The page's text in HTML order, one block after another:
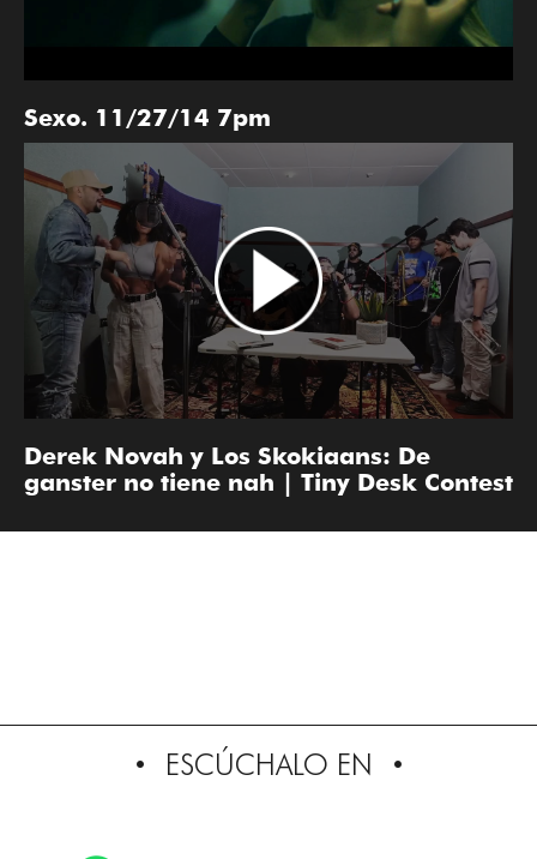
Sexo. 11/27/14 7pm
Derek Novah y Los Skokiaans: De
ganster no tiene nah | Tiny Desk Contest
ESCÚCHALO EN